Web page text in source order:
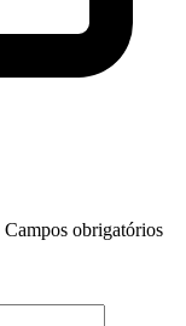
Campos obrigatórios